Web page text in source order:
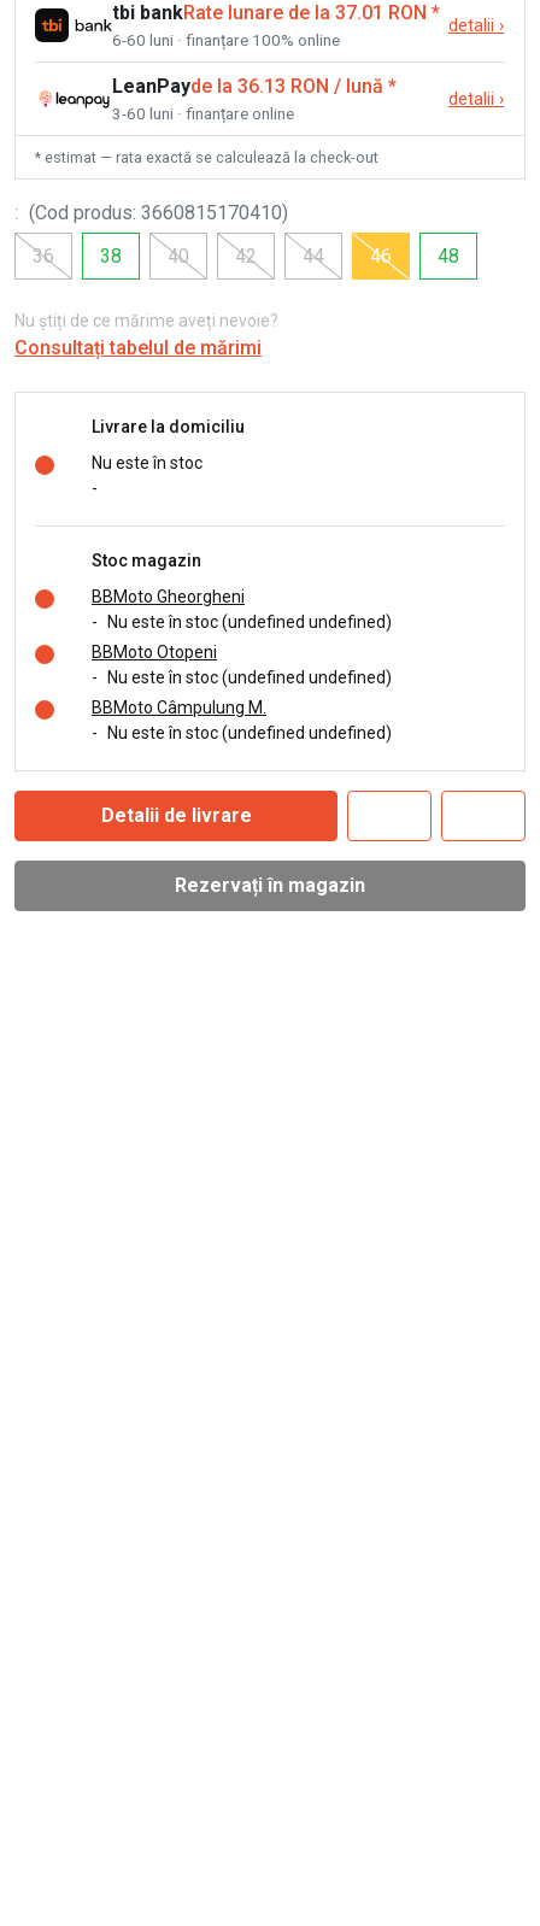
tbi bankRate lunare de la 37.01 RON *
6-60 luni · finanțare 100% online
detalii ›
LeanPayde la 36.13 RON / lună *
3-60 luni · finanțare online
detalii ›
* estimat — rata exactă se calculează la check-out
: (Cod produs: 3660815170410)
36
38 40 42 44 46 48
Nu știți de ce mărime aveți nevoie?
Consultați tabelul de mărimi
Livrare la domiciliu
Nu este în stoc
-
Stoc magazin
BBMoto Gheorgheni
-
Nu este în stoc (undefined undefined)
BBMoto Otopeni
-
Nu este în stoc (undefined undefined)
BBMoto Câmpulung M.
-
Nu este în stoc (undefined undefined)
Detalii de livrare
Rezervați în magazin